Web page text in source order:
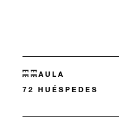
AULA
72 HUÉSPEDES